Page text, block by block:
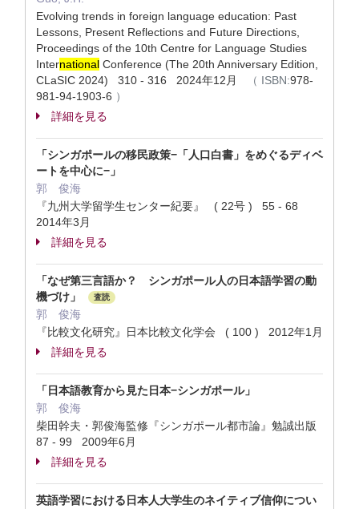
Evolving trends in foreign language education: Past
Lessons, Present Reflections and Future Directions,
Proceedings of the 10th Centre for Language Studies
International Conference (The 20th Anniversary Edition,
CLaSIC 2024) 310 - 316 2024年12月
（ ISBN:978-
981-94-1903-6 ）
詳細を見る
「シンガポールの移民政策−「人口白書」をめぐるディベ
ートを中心に−」
郭 俊海
『九州大学留学生センター紀要』 ( 22号 ) 55 - 68
2014年3月
詳細を見る
「なぜ第三言語か？ シンガポール人の日本語学習の動
機づけ」
査読
郭 俊海
『比較文化研究』日本比較文化学会 ( 100 ) 2012年1月
詳細を見る
「日本語教育から見た日本−シンガポール」
郭 俊海
柴田幹夫・郭俊海監修『シンガポール都市論』勉誠出版
87 - 99 2009年6月
詳細を見る
英語学習における日本人大学生のネイティブ信仰につい